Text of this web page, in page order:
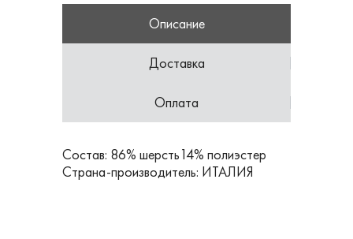
Описание
Доставка
Оплата
Состав: 86% шерсть14% полиэстер
Страна-производитель: ИТАЛИЯ